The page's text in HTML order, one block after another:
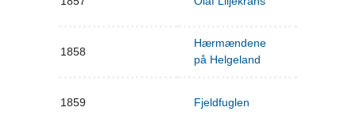
1858
Hærmændene
på Helgeland
1859 Fjeldfuglen